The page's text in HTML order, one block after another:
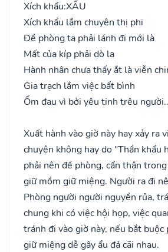
Xích khẩu:XẤU
Xích khẩu lắm chuyên thị phi
Đề phòng ta phải lánh đi mới là
Mất của kíp phải dò la
Hành nhân chưa thấy ắt là viễn
Gia trạch lắm việc bất bình
Ốm đau vì bởi yêu tinh trêu người..
Xuất hành vào giờ này hay xảy ra
chuyện không hay do "Thần khẩu
phải nên đề phòng, cẩn thận
giữ mồm giữ miệng. Người ra đi
Phòng người người nguyền rủa,
chung khi có việc hội họp, việc
tránh đi vào giờ này, nếu bắt buộc
giữ miệng dễ gây ẩu đả cãi nhau.